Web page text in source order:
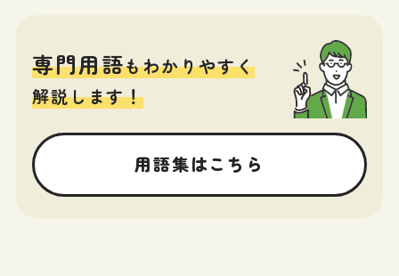
専門用語もわかりやすく
解説します！
用語集はこちら